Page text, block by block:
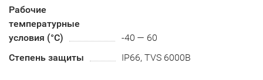
Рабочие
температурные
условия (°С)
-40 — 60
Степень защиты
IP66, TVS 6000В